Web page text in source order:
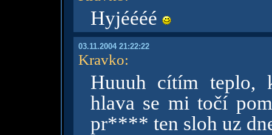
Hyjéééé
03.11.2004 21:22:22
Kravko:
Huuuh cítím teplo,
hlava se mi točí
pr**** ten sloh uz